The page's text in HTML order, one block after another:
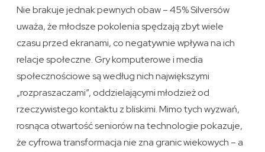
Nie brakuje jednak pewnych obaw – 45% Silversów
uważa, że młodsze pokolenia spędzają zbyt wiele
czasu przed ekranami, co negatywnie wpływa na ich
relacje społeczne. Gry komputerowe i media
społecznościowe są według nich największymi
„rozpraszaczami”, oddzielającymi młodzież od
rzeczywistego kontaktu z bliskimi. Mimo tych wyzwań,
rosnąca otwartość seniorów na technologie pokazuje,
że cyfrowa transformacja nie zna granic wiekowych – a